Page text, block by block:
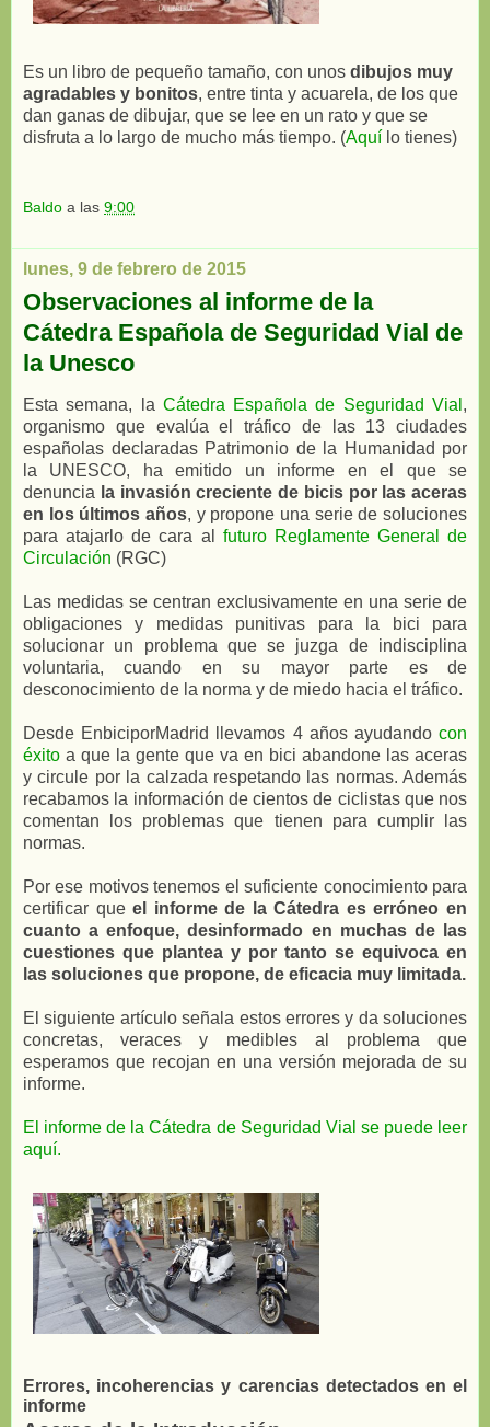
Es un libro de pequeño tamaño, con unos dibujos muy
agradables y bonitos, entre tinta y acuarela, de los que
dan ganas de dibujar, que se lee en un rato y que se
disfruta a lo largo de mucho más tiempo. (Aquí lo tienes)
Baldo a las 9:00
lunes, 9 de febrero de 2015
Observaciones al informe de la
Cátedra Española de Seguridad Vial de
la Unesco
Esta semana, la Cátedra Española de Seguridad Vial ,
organismo que evalúa el tráfico de las 13 ciudades
españolas declaradas Patrimonio de la Humanidad por
la UNESCO, ha emitido un informe en el que se
denuncia la invasión creciente de bicis por las aceras
en los últimos años, y propone una serie de soluciones
para atajarlo de cara al
futuro Reglamente General de
Circulación (RGC)
Las medidas se centran exclusivamente en una serie de
obligaciones y medidas punitivas para la bici para
solucionar un problema que se juzga de indisciplina
voluntaria, cuando en su mayor parte es de
desconocimiento de la norma y de miedo hacia el tráfico.
Desde EnbiciporMadrid llevamos 4 años ayudando con
éxito a que la gente que va en bici abandone las aceras
y circule por la calzada respetando las normas. Además
recabamos la información de cientos de ciclistas que nos
comentan los problemas que tienen para cumplir las
normas.
Por ese motivos tenemos el suficiente conocimiento para
certificar queel informe de la Cátedra es erróneo en
cuanto a enfoque, desinformado en muchas de las
cuestiones que plantea y por tanto se equivoca en
las soluciones que propone, de eficacia muy limitada.
El siguiente artículo señala estos errores y da soluciones
concretas, veraces y medibles al problema que
esperamos que recojan en una versión mejorada de su
informe.
El informe de la Cátedra de Seguridad Vial se puede leer
aquí.
Errores, incoherencias y carencias detectados en el
informe